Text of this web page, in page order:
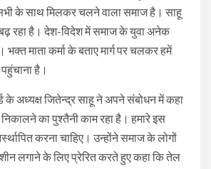
के साथ मिलकर चलने वाला समाज है। साहू
रहा है। देश-विदेश में समाज के युवा अनेक
भक्त माता कर्मा के बताए मार्ग पर चलकर हमें
है।
के अध्यक्ष जितेन्द्र साहू ने अपने संबोधन में कहा
का पुश्तैनी काम रहा है। हमारे इस
करना चाहिए। उन्होंने समाज के लोगों
लगाने के लिए प्रेरित करते हुए कहा कि तेल